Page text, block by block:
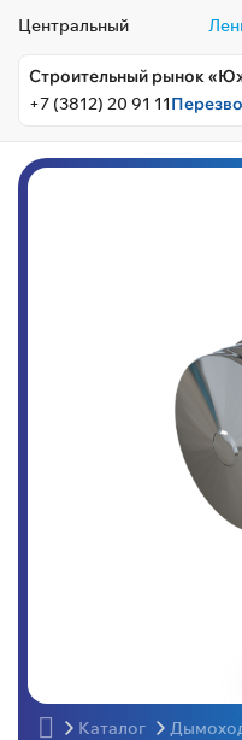
Центральный
Строительный рынок
+7 (3812) 20 91 11
Каталог